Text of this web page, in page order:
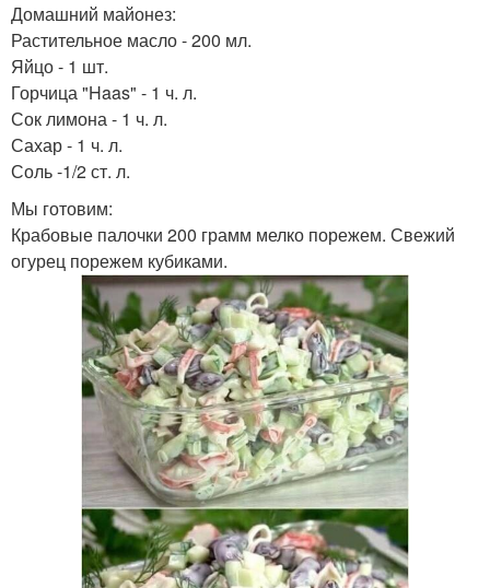
Домашний майонез:
Растительное масло - 200 мл.
Яйцо - 1 шт.
Горчица "Haas" - 1 ч. л.
Сок лимона - 1 ч. л.
Сахар - 1 ч. л.
Соль -1/2 ст. л.
Мы готовим:
Крабовые палочки 200 грамм мелко порежем. Свежий
огурец порежем кубиками.